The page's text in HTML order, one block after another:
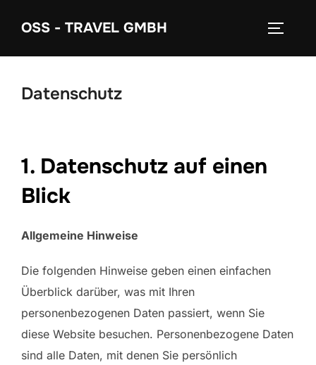
InhaltOSS - TRAVEL GMBH
Datenschutz
1. Datenschutz auf einen
Blick
Allgemeine Hinweise
Die folgenden Hinweise geben einen einfachen
Überblick darüber, was mit Ihren
personenbezogenen Daten passiert, wenn Sie
diese Website besuchen. Personenbezogene Daten
sind alle Daten, mit denen Sie persönlich